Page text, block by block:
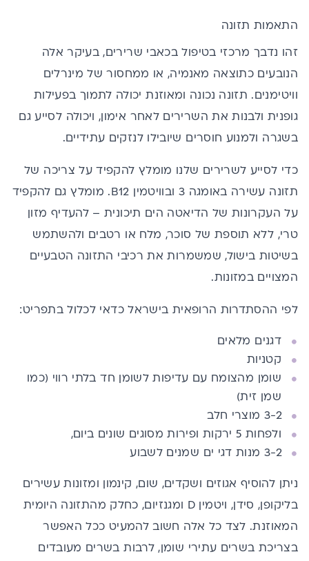
התאמות תזונה
זהו נדבך מרכזי בטיפול בכאבי שרירים, בעיקר אלה
הנובעים כתוצאה מאנמיה, או ממחסור של מינרלים
וויטימנים. תזונה נכונה ומאוזנתיכולה לתמוך בפעילות
גופנית ולבנות את השרירים לאחר אימון, ויכולה לסייע גם
בשגרה ולמנוע חוסרים שיובילו לנזקים עתידיים.
כדי לסייע לשרירים שלנו מומלץ להקפיד על צריכה של
תזונה עשירה באומגה 3
ובוויטמין B12. מומלץ גם להקפיד
על העקרונות של הדיאטה הים תיכונית– להעדיף מזון
טרי, ללא תוספת של סוכר, מלח או רטבים ולהשתמש
בשיטות בישול, שמשמרות את רכיבי התזונה הטבעיים
המצויים במזונות.
לפי ההסתדרות הרופאית בישראל כדאי לכלול בתפריט:
דגנים מלאים
קטניות
שומן מהצומח עם עדיפות לשומן חד בלתי רווי (כמו
שמן זית)
3-2 מוצרי חלב
ולפחות 5 ירקות ופירות מסוגים שונים ביום,
3-2 מנות דגי ים
שמנים לשבוע
ניתן להוסיף אגוזים ושקדים, שום, קינמון ומזונות עשירים
בליקופן, סידן, ויטמין D ומגנזיום, כחלק מהתזונה היומית
המאוזנת. לצד כל אלה חשוב להמעיט ככל האפשר
בצריכת בשרים עתירי שומן, לרבות בשרים מעובדים